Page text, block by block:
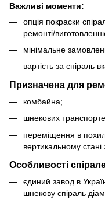
Важливі моменти:
опція покраски
ремонті/
мінімальне
вартість за спіраль
Призначена для
комбайна;
шнекових
переміщення в
вертикальному
Особливості
єдиний завод в
шнекову спіраль